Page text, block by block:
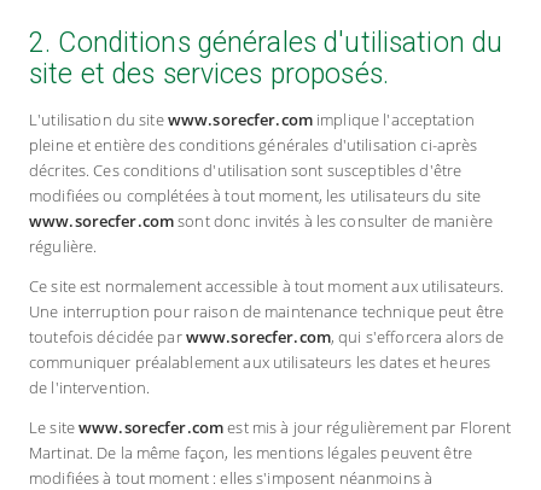
2. Conditions générales d'utilisation du
site et des services proposés.
L'utilisation du sitewww.sorecfer.comimplique l'acceptation
pleine et entière des conditions générales d'utilisation ci-après
décrites. Ces conditions d'utilisation sont susceptibles d'être
modifiées ou complétées à tout moment, les utilisateurs du site
www.sorecfer.comsont donc invités à les consulter de manière
régulière.
Ce site est normalement accessible à tout moment aux utilisateurs.
Une interruption pour raison de maintenance technique peut être
toutefois décidée parwww.sorecfer.com, qui s'efforcera alors de
communiquer préalablement aux utilisateurs les dates et heures
de l'intervention.
Le sitewww.sorecfer.comest mis à jour régulièrement par Florent
Martinat. De la même façon, les mentions légales peuvent être
modifiées à tout moment : elles s'imposent néanmoins à